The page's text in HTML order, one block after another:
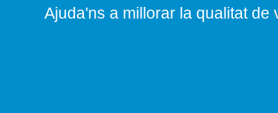
Ajuda'ns a millorar la qualitat de